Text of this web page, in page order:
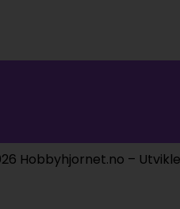
Hobbyhjornet.no –